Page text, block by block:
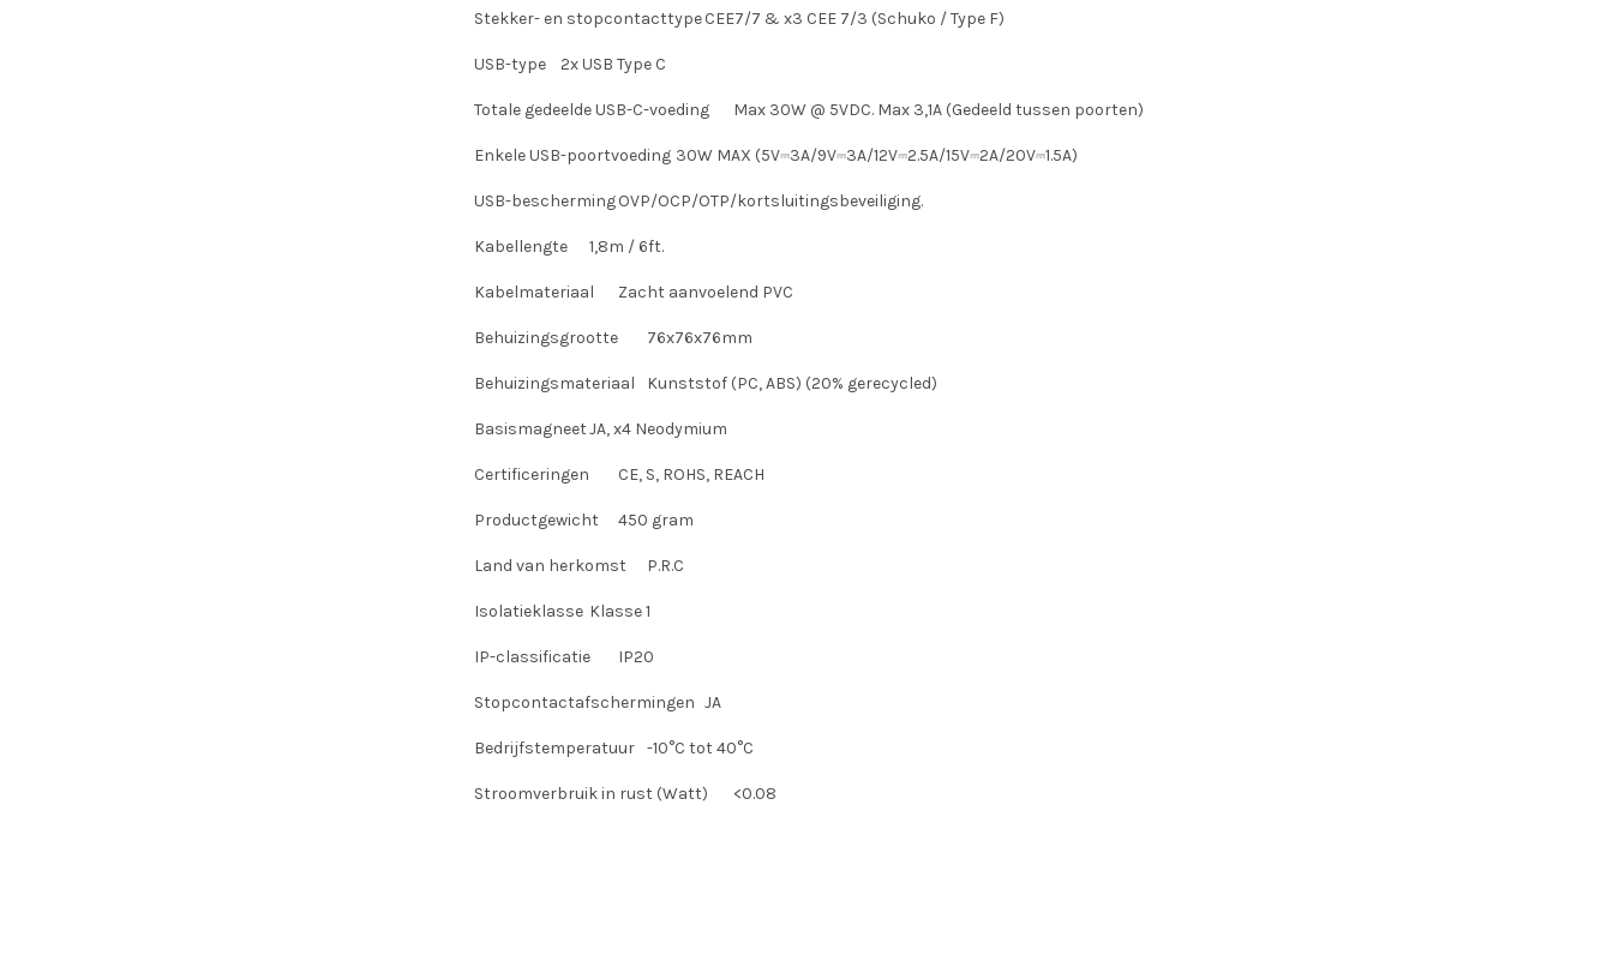
Stekker- en stopcontacttype CEE7/7 & x3 CEE 7/3 (Schuko / Type F)
USB-type 2x USB Type C
Totale gedeelde USB-C-voeding Max 30W @ 5VDC. Max 3,1A (Gedeeld tussen poorten)
Enkele USB-poortvoeding 30W MAX (5V⎓3A/9V⎓3A/12V⎓2.5A/15V⎓2A/20V⎓1.5A)
USB-bescherming OVP/OCP/OTP/kortsluitingsbeveiliging.
Kabellengte 1,8m / 6ft.
Kabelmateriaal Zacht aanvoelend PVC
Behuizingsgrootte 76x76x76mm
Behuizingsmateriaal Kunststof (PC, ABS) (20% gerecycled)
BasismagneetJA, x4 Neodymium
Certificeringen CE, S, ROHS, REACH
Productgewicht 450 gram
Land van herkomst P.R.C
Isolatieklasse Klasse 1
IP-classificatie IP20
Stopcontactafschermingen JA
Bedrijfstemperatuur -10°C tot 40°C
Stroomverbruik in rust (Watt) <0.08